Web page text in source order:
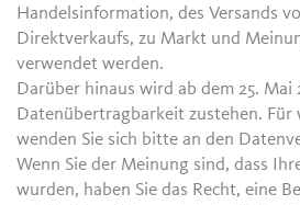
Handelsinformation, des Versands
Direktverkaufs, zu Markt und
verwendet werden.
Darüber hinaus wird ab dem 25. Mai
Datenübertragbarkeit zustehen.
wenden Sie sich bitte an den
Wenn Sie der Meinung sind, dass
wurden, haben Sie das Recht, eine